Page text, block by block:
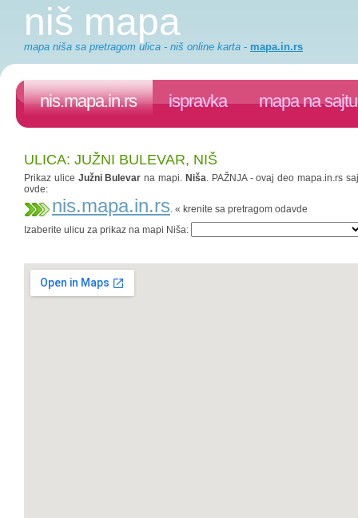
niš mapa
mapa niša sa pretragom ulica - niš online karta - mapa.in.rs
nis.mapa.in.rs ispravka mapa na sajtu
ULICA: JUŽNI BULEVAR, NIŠ
Prikaz ulice Južni Bulevar na mapi. Niša. PAŽNJA - ovaj deo mapa.in.rs
ovde:
nis.mapa.in.rs. « krenite sa pretragom odavde
Izaberite ulicu za prikaz na mapi Niša: